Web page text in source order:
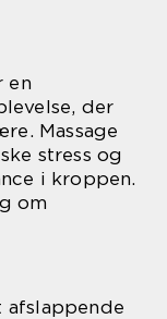
en
der
Massage
stress og
i kroppen.
om
afslappende